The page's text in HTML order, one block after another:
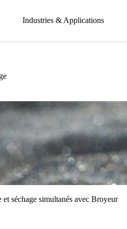
Industries & Applications
et séchage simultanés avec Broyeur